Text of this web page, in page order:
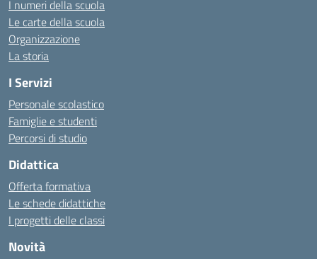
I numeri della scuola
Le carte della scuola
Organizzazione
La storia
I Servizi
Personale scolastico
Famiglie e studenti
Percorsi di studio
Didattica
Offerta formativa
Le schede didattiche
I progetti delle classi
Novità